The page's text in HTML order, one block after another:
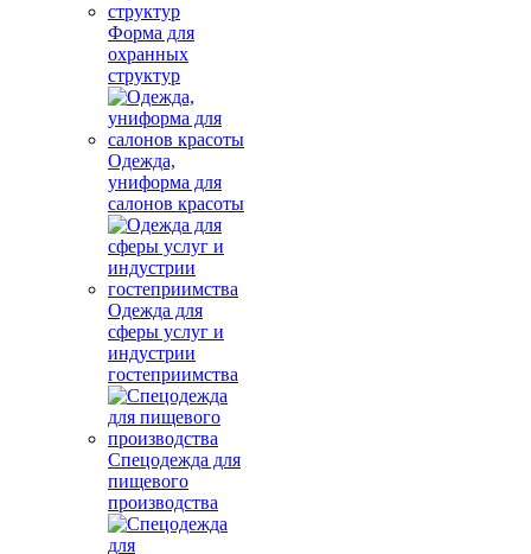
Форма для
охранных
структур
Одежда,
униформа для
салонов красоты
Одежда для
сферы услуг и
индустрии
гостеприимства
Спецодежда для
пищевого
производства